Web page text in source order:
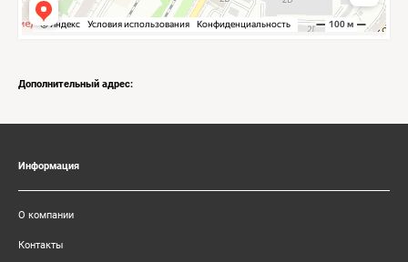
Дополнительный адрес:
Информация
О компании
Контакты